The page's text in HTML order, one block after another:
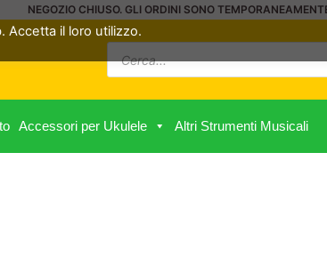
NEGOZIO CHIUSO. GLI ORDINI SONO
Ricerca
prodotti
Accessori per Ukulele Altri Strumenti Musicali
Accetta il loro utilizzo.